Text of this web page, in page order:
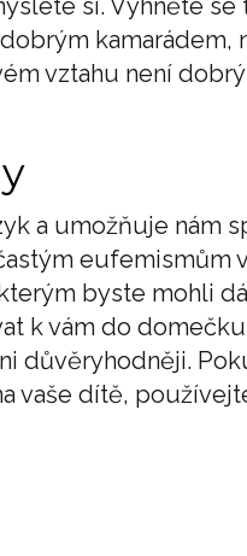
si. Vyhněte
kamarádem,
vztahu není
a umožňuje nám
eufemismům
byste mohli
k vám do
důvěryhodněji.
vaše dítě,